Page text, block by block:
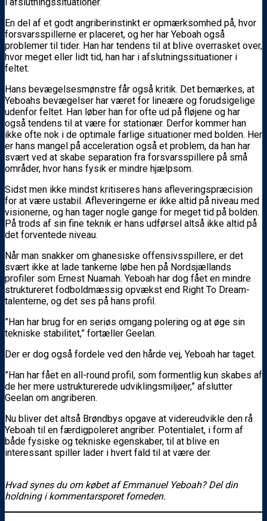
En del af et godt angriberinstinkt er opmærksomhed på, hvor
forsvarsspillerne er placeret, og her har Yeboah også
problemer til tider. Han har tendens til at blive overrasket over,
hvor meget eller lidt tid, han har i afslutningssituationer i
feltet.
Hans bevægelsesmønstre får også kritik. Det bemærkes, at
Yeboahs bevægelser har været for lineære og forudsigelige
udenfor feltet. Han løber han for ofte ud på fløjene og har
også tendens til at være for stationær. Derfor kommer han
ikke ofte nok i de optimale farlige situationer med bolden. Her
er hans mangel på acceleration også et problem, da han har
svært ved at skabe separation fra forsvarsspillere på små
områder, hvor hans fysik er mindre hjælpsom.
Sidst men ikke mindst kritiseres hans afleveringspræcision
for at være ustabil. Afleveringerne er ikke altid på niveau med
visionerne, og han tager nogle gange for meget tid på bolden.
På trods af sin fine teknik er hans udførsel altså ikke altid på
det forventede niveau.
Når man snakker om ghanesiske offensivsspillere, er det
svært ikke at lade tankerne løbe hen på Nordsjællands
profiler som Ernest Nuamah. Yeboah har dog fået en mindre
struktureret fodboldmæssig opvækst end Right To Dream-
talenterne, og det ses på hans profil.
”Han har brug for en seriøs omgang polering og at øge sin
tekniske stabilitet,” fortæller Geelan.
Der er dog også fordele ved den hårde vej, Yeboah har taget.
”Han har fået en all-round profil, som formentlig kun skabes af
de her mere ustrukturerede udviklingsmiljøer,” afslutter
Geelan om angriberen.
Nu bliver det altså Brøndbys opgave at videreudvikle den rå
Yeboah til en færdigpoleret angriber. Potentialet, i form af
både fysiske og tekniske egenskaber, til at blive en
interessant spiller lader i hvert fald til at være der.
Hvad synes du om købet af Emmanuel Yeboah? Del din
holdning i kommentarsporet forneden.